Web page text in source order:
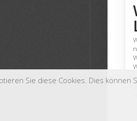
Sie diese Cookies. Dies können